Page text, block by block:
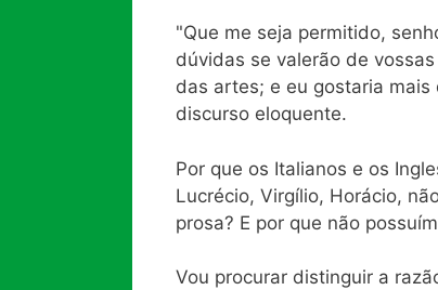
"Que me seja permitido,
dúvidas se valerão de
das artes; e eu gostaria
discurso eloquente.
Por que os Italianos e os
Lucrécio, Virgílio, Horácio,
prosa? E por que não
Vou procurar distinguir a